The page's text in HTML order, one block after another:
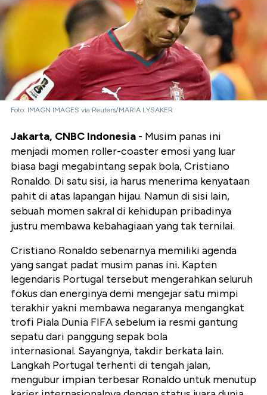
Foto: IMAGN IMAGES via Reuters/MARIA LYSAKER
Jakarta, CNBC Indonesia - Musim panas ini
menjadi momen roller-coaster emosi yang luar
biasa bagi megabintang sepak bola, Cristiano
Ronaldo. Di satu sisi, ia harus menerima kenyataan
pahit di atas lapangan hijau. Namun di sisi lain,
sebuah momen sakral di kehidupan pribadinya
justru membawa kebahagiaan yang tak ternilai.
Cristiano Ronaldo sebenarnya memiliki agenda
yang sangat padat musim panas ini. Kapten
legendaris Portugal tersebut mengerahkan seluruh
fokus dan energinya demi mengejar satu mimpi
terakhir yakni membawa negaranya mengangkat
trofi Piala Dunia FIFA sebelum ia resmi gantung
sepatu dari panggung sepak bola
internasional. Sayangnya, takdir berkata lain.
Langkah Portugal terhenti di tengah jalan,
mengubur impian terbesar Ronaldo untuk menutup